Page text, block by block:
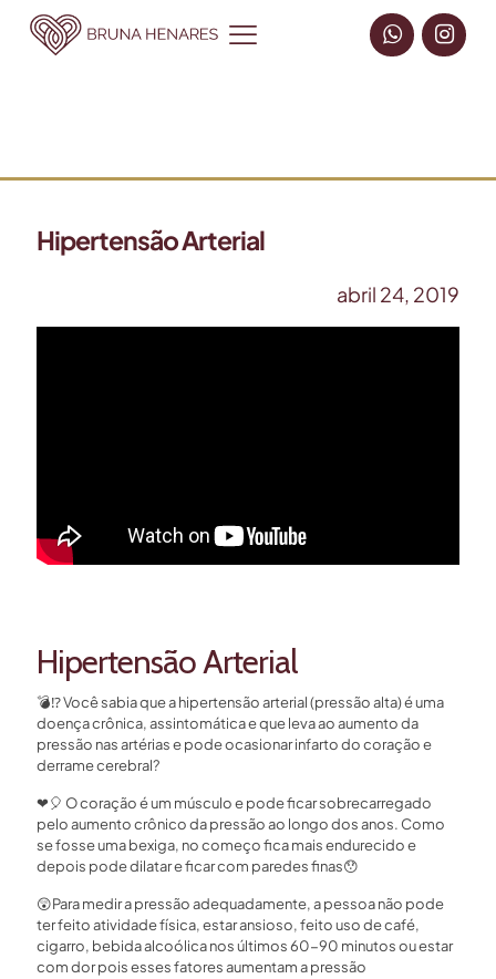
Hipertensão Arterial
abril 24, 2019
Hipertensão Arterial
💣⁉Você sabia que a hipertensão arterial (pressão alta) é uma
doença crônica, assintomática e que leva ao aumento da
pressão nas artérias e pode ocasionar infarto do coração e
derrame cerebral?
❤🎈 O coração é um músculo e pode ficar sobrecarregado
pelo aumento crônico da pressão ao longo dos anos. Como
se fosse uma bexiga, no começo fica mais endurecido e
depois pode dilatar e ficar com paredes finas😯
😲Para medir a pressão adequadamente, a pessoa não pode
ter feito atividadefísica, estar ansioso, feito uso de café,
cigarro, bebida alcoólica nos últimos 60-90 minutos ou estar
com dor pois esses fatores aumentam a pressão